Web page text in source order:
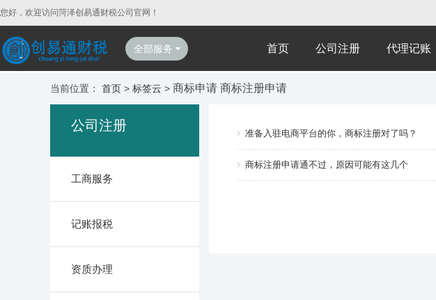
您好，欢迎访问菏泽创易通财税公司官网！
全部服务 首页 公司注册 代理记账
当前位置： 首页 > 标签云 > 商标申请 商标注册申请
公司注册
工商服务
记账报税
资质办理
准备入驻电商平台的你，商标注册对了吗？
商标注册申请通不过，原因可能有这几个